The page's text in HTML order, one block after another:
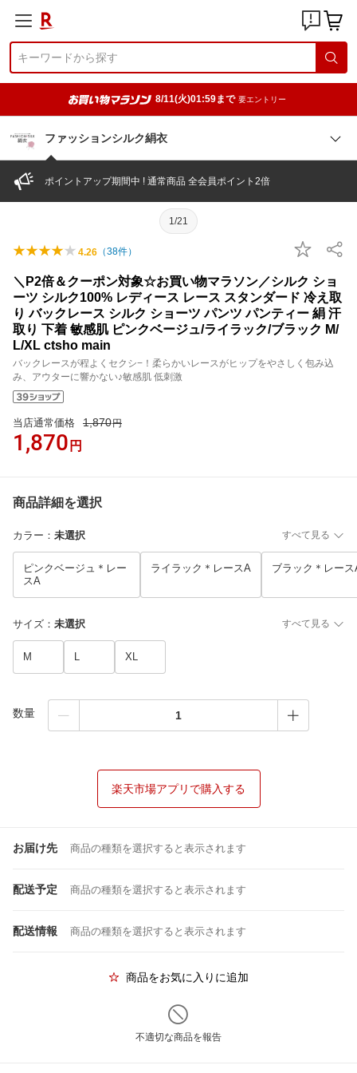
8/11(火)01:59まで 要エントリー
ファッションシルク絹衣
ポイントアップ期間中 ! 通常商品 全会員ポイント2倍
1/21
4.26 （38件）
＼P2倍＆クーポン対象☆お買い物マラソン／シルク ショ
ーツ シルク100% レディース レース スタンダード 冷え取
り バックレース シルク ショーツ パンツ パンティー 絹 汗
取り 下着 敏感肌 ピンクベージュ/ライラック/ブラック M/
L/XL ctsho main
バックレースが程よくセクシ−！柔らかいレースがヒップをやさしく包み込
み、アウターに響かない♪敏感肌 低刺激
当店通常価格 1,870円
1,870 円
商品詳細を選択
カラー ： 未選択 すべて見る
ピンクベージュ＊レー
スA
ライラック＊レースA ブラック＊レース
サイズ ： 未選択 すべて見る
M L XL
数量
楽天市場アプリで購入する
お届け先 商品の種類を選択すると表示されます
配送予定 商品の種類を選択すると表示されます
配送情報 商品の種類を選択すると表示されます
商品をお気に入りに追加
不適切な商品を報告